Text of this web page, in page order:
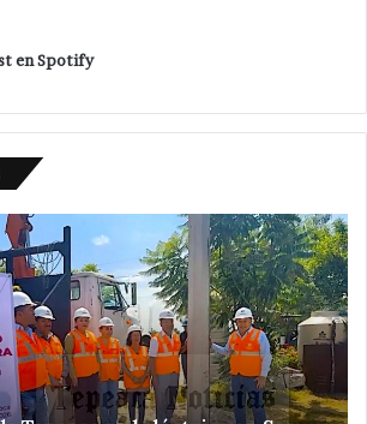
en Spotify
otra
mujer
en
Tepeaca
;
ahora
en Hace 22 horas